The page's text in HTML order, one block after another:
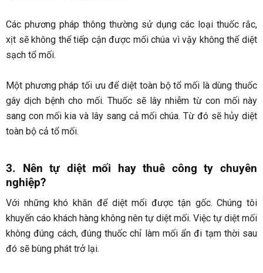
Các phương pháp thông thường sử dụng các loại thuốc rắc,
xịt sẽ không thể tiếp cận được mối chúa vì vậy không thể diệt
sạch tổ mối.
Một phương pháp tối ưu để diệt toàn bộ tổ mối là dùng thuốc
gây dịch bệnh cho mối. Thuốc sẽ lây nhiễm từ con mối này
sang con mối kia và lây sang cả mối chúa. Từ đó sẽ hủy diệt
toàn bộ cả tổ mối.
3. Nên tự diệt mối hay thuê công ty chuyên
nghiệp?
Với những khó khăn để diệt mối được tận gốc. Chúng tôi
khuyến cáo khách hàng không nên tự diệt mối. Việc tự diệt mối
không đúng cách, đúng thuốc chỉ làm mối ẩn đi tạm thời sau
đó sẽ bùng phát trở lại.